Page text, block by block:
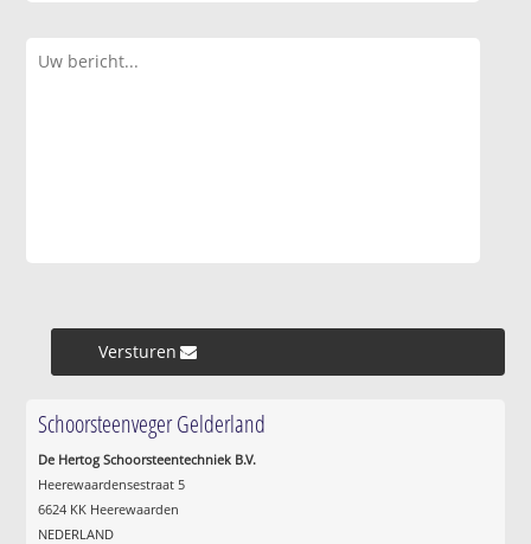
Versturen »
Schoorsteenveger Gelderland
De Hertog Schoorsteentechniek B.V.
Heerewaardensestraat 5
6624 KK Heerewaarden
NEDERLAND